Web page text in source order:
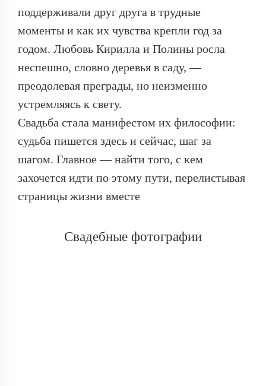
поддерживали друг друга в трудные
моменты и как их чувства крепли год за
годом. Любовь Кирилла и Полины росла
неспешно, словно деревья в саду, —
преодолевая преграды, но неизменно
устремляясь к свету.
Свадьба стала манифестом их философии:
судьба пишется здесь и сейчас, шаг за
шагом. Главное — найти того, с кем
захочется идти по этому пути, перелистывая
страницы жизни вместе
Свадебные фотографии